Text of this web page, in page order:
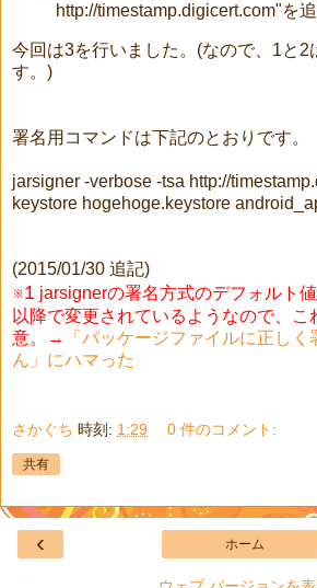
http://timestamp.digicert.com"を
今回は3を行いました。(なので、1と2
す。)
署名用コマンドは下記のとおりです。
jarsigner -verbose -tsa http://
keystore hogehoge.keystore
(2015/01/30 追記)
※1 jarsignerの署名方式のデフォルト
以降で変更されているようなので、こ
意。→
「パッケージファイルに正し
ん」にハマった
さかぐち 時刻: 1:29 0 件のコメント:
共有
‹ ホーム